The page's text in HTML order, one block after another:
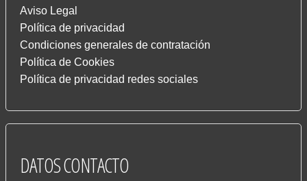
Aviso Legal
Política de privacidad
Condiciones generales de contratación
Política de Cookies
Política de privacidad redes sociales
DATOSCONTACTO